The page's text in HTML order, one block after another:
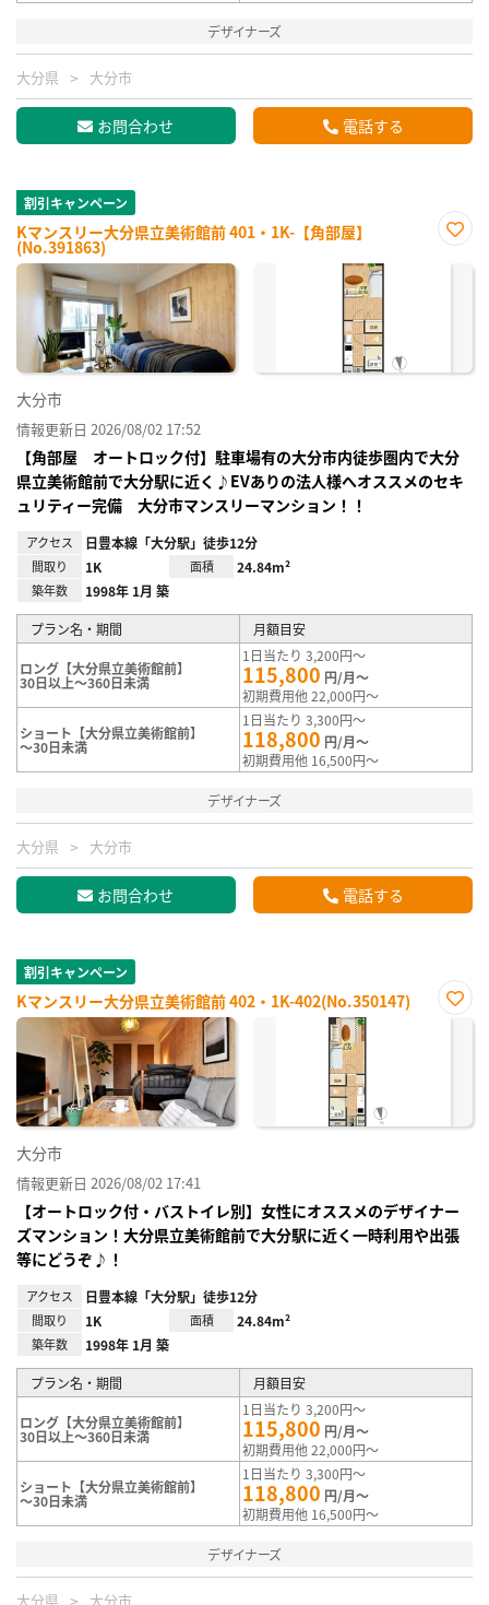
デザイナーズ
大分県 大分市
お問合わせ 電話する
割引キャンペーン
Kマンスリー大分県立美術館前 401・1K-【角部屋】
(No.391863)
に入
大分市
情報更新日 2026/08/02 17:52
【角部屋 オートロック付】駐車場有の大分市内徒歩圏内で大分
県立美術館前で大分駅に近く♪EVありの法人様へオススメのセキ
ュリティー完備 大分市マンスリーマンション！！
アクセス 日豊本線「大分駅」徒歩12分
間取り 1K 面積 24.84m²
築年数 1998年 1月 築
プラン名・期間 月額目安
ロング【大分県立美術館前】
30日以上～360日未満
1日当たり 3,200円～
115,800 円/月～
初期費用他 22,000円～
ショート【大分県立美術館前】
～30日未満
1日当たり 3,300円～
118,800 円/月～
初期費用他 16,500円～
デザイナーズ
大分県 大分市
お問合わせ 電話する
割引キャンペーン
Kマンスリー大分県立美術館前 402・1K-402(No.350147)
お気
大分市
情報更新日 2026/08/02 17:41
【オートロック付・バストイレ別】女性にオススメのデザイナー
ズマンション！大分県立美術館前で大分駅に近く一時利用や出張
等にどうぞ♪！
アクセス 日豊本線「大分駅」徒歩12分
間取り 1K 面積 24.84m²
築年数 1998年 1月 築
プラン名・期間 月額目安
ロング【大分県立美術館前】
30日以上～360日未満
1日当たり 3,200円～
115,800 円/月～
初期費用他 22,000円～
ショート【大分県立美術館前】
～30日未満
1日当たり 3,300円～
118,800 円/月～
初期費用他 16,500円～
デザイナーズ
大分県 大分市